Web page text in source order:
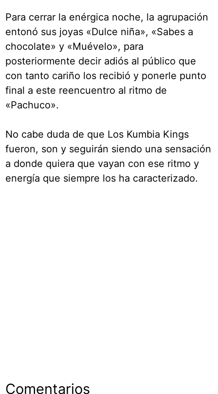
Para cerrar la enérgica noche, la agrupación
entonó sus joyas «Dulce niña», «Sabes a
chocolate» y «Muévelo», para
posteriormente decir adiós al público que
con tanto cariño los recibió y ponerle punto
final a este reencuentro al ritmo de
«Pachuco».
No cabe duda de que Los Kumbia Kings
fueron, son y seguirán siendo una sensación
a donde quiera que vayan con ese ritmo y
energía que siempre los ha caracterizado.
Comentarios